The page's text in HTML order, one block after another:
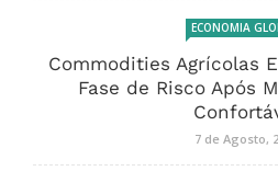
ECONOMIA
Commodities Agrícolas
Fase de Risco Após
7 de Agosto,